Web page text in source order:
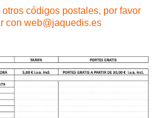
códigos postales, por favor
con web@jaquedis.es